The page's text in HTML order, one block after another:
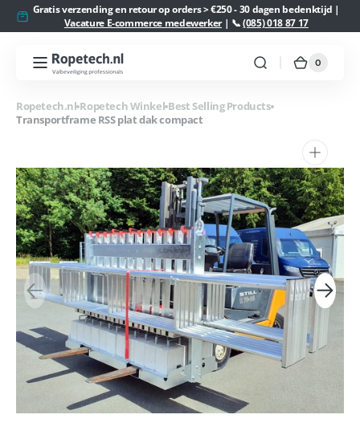
naar de
content
Gratis verzending en retour op orders > €250 - 30 dagen bedenktijd |
Vacature E-commerce medewerker| 📞(085) 018 87 17
Ropetech.nl 0
0
van
media
openen
in
galerieweergave
Ropetech.nl Ropetech Winkel Best Selling Products
Transportframe RSS plat dak compact